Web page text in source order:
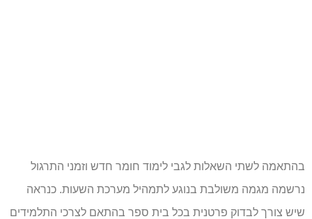
בהתאמה לשתי השאלות לגבי לימוד חומר חדש וזמני התרגול
נרשמה מגמה משולבת בנוגע לתמהיל מערכת השעות. כנראה
שיש צורך לבדוק פרטנית בכל בית ספר בהתאם לצרכי התלמידים